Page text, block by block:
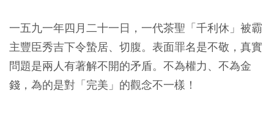
一五九一年四月二十一日，一代茶聖「千利休」被霸
主豐臣秀吉下令蟄居、切腹。表面罪名是不敬，真實
問題是兩人有著解不開的矛盾。不為權力、不為金
錢，為的是對「完美」的觀念不一樣！